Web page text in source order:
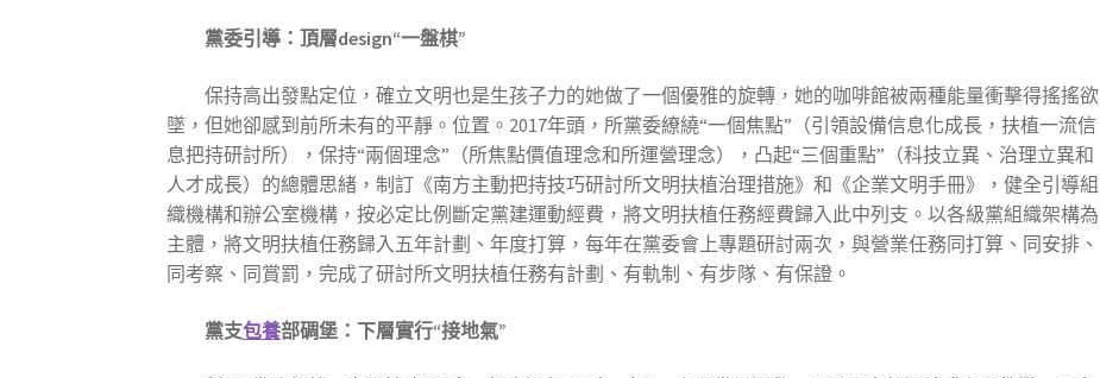
黨委引導：頂層design“一盤棋”
保持高出發點定位，確立文明也是生孩子力的她做了一個優雅的旋轉，她的咖啡館被兩種能量衝擊得搖搖欲
墜，但她卻感到前所未有的平靜。位置。2017年頭，所黨委繚繞“一個焦點”（引領設備信息化成長，扶植一流信
息把持研討所），保持“兩個理念”（所焦點價值理念和所運營理念），凸起“三個重點”（科技立異、治理立異和
人才成長）的總體思緒，制訂《南方主動把持技巧研討所文明扶植治理措施》和《企業文明手冊》，健全引導組
織機構和辦公室機構，按必定比例斷定黨建運動經費，將文明扶植任務經費歸入此中列支。以各級黨組織架構為
主體，將文明扶植任務歸入五年計劃、年度打算，每年在黨委會上專題研討兩次，與營業任務同打算、同安排、
同考察、同賞罰，完成了研討所文明扶植任務有計劃、有軌制、有步隊、有保證。
黨支包養部碉堡：下層實行“接地氣”